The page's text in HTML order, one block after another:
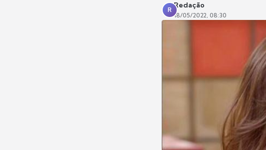
R
Redação
18/05/2022, 08:30